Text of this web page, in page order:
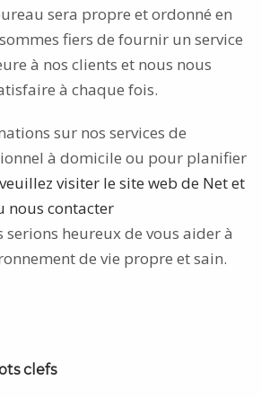
sera propre et ordonné en
fiers de fournir un service
à nos clients et nous nous
à chaque fois.
sur nos services de
à domicile ou pour planifier
veuillez visiter le site web de Net et
nous contacter
serions heureux de vous aider à
de vie propre et sain.
clefs